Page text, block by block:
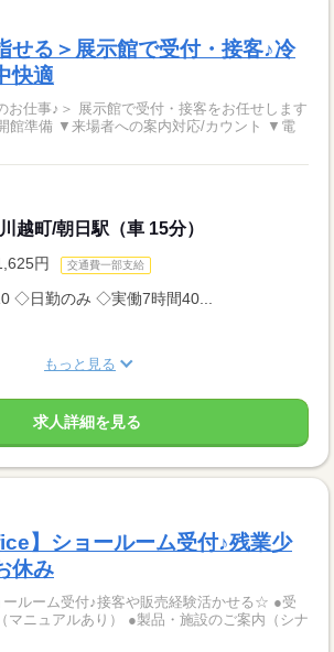
せる＞展示館で受付・接客♪冷
快適
・接客をお任せします
越町/朝日駅（車 15分）
円 交通費一部支給
◇日勤のみ ◇実働7時間40...
もっと見る
求人詳細を見る
】ショールーム受付♪残業少
休み
ルーム受付♪接客や販売経験活かせる☆ ●受
マニュアルあり） ●製品・施設のご案内（シナ